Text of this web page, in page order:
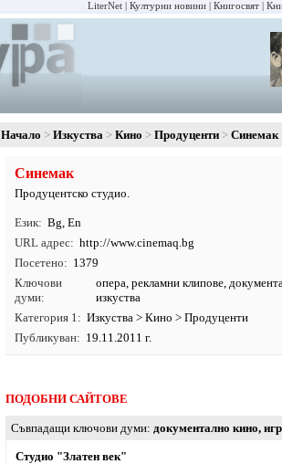
LiterNet Културни новини Книгосвят
Начало Изкуства Кино Продуценти Синемак
Синемак
Продуцентско студио.
Език Bg, En
URL адрес
http://www.cinemaq.bg
Посетено
1379
Ключови
думи
опера,рекламни клипове,
изкуства
Категория 1
Изкуства > Кино > Продуценти
Публикуван
19.11.2011 г.
ПОДОБНИ САЙТОВЕ
Съвпадащи ключови думи документално кино,
Студио "Златен век"